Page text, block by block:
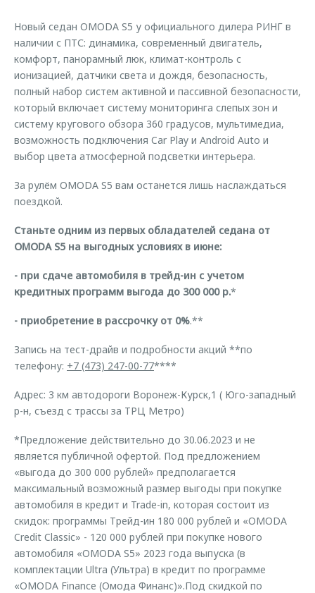
Кредитный калькулятор
Аксессуары
Одежда и сувениры
Оригинальные аксессуары
Запчасти
Трейд-ин
Калькулятор трейд-ин
O&J Автоклуб
Клуб владельцев OMODA
Приложение O&J
Аксессуары
Одежда и сувениры
Оригинальные аксессуары
Запчасти
Обратная связь
Новый седан OMODA S5 у официального дилера РИНГ в
наличии с ПТС: динамика, современный двигатель,
комфорт, панорамный люк, климат-контроль с
ионизацией, датчики света и дождя, безопасность,
полный набор систем активной и пассивной безопасности,
который включает систему мониторинга слепых зон и
систему кругового обзора 360 градусов, мультимедиа,
возможность подключения Car Play и Android Auto и
выбор цвета атмосферной подсветки интерьера.
За рулём OMODA S5 вам останется лишь наслаждаться
поездкой.
Станьте одним из первых обладателей седана от
OMODA S5 на выгодных условиях в июне:
- при сдаче автомобиля в трейд-ин с учетом
кредитных программ выгода до 300 000 р.*
- приобретение в рассрочку от 0%.**
Запись на тест-драйв и подробности акций **по
телефону: +7 (473) 247-00-77****
Адрес: 3 км автодороги Воронеж-Курск,1 ( Юго-западный
р-н, съезд с трассы за ТРЦ Метро)
*Предложение действительно до 30.06.2023 и не
является публичной офертой. Под предложением
«выгода до 300 000 рублей» предполагается
максимальный возможный размер выгоды при покупке
автомобиля в кредит и Trade-in, которая состоит из
скидок: программы Трейд-ин 180 000 рублей и «OMODA
Credit Classic» - 120 000 рублей при покупке нового
автомобиля «OMODA S5» 2023 года выпуска (в
комплектации Ultra (Ультра) в кредит по программе
«OMODA Finance (Омода Финанс)».Под скидкой по